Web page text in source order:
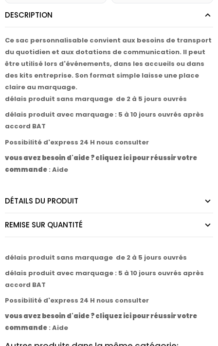
DESCRIPTION
Ce sac personnalisable convient aux besoins de transport
du quotidien et aux dotations de communication. Il peut
être utilisé lors d'événements, dans les accueils ou dans
des kits entreprise. Son format simple laisse une place
claire au marquage.
délais produit sans marquage de 2 à 5 jours ouvrés
délais produit avec marquage : 5 à 10 jours ouvrés après
accord BAT
Possibilité d'express 24 H nous consulter
vous avez besoin d'aide ? cliquez ici pour réussir votre
commande : Aide
DÉTAILS DU PRODUIT
REMISE SUR QUANTITÉ
délais produit sans marquage de 2 à 5 jours ouvrés
délais produit avec marquage : 5 à 10 jours ouvrés après
accord BAT
Possibilité d'express 24 H nous consulter
vous avez besoin d'aide ? cliquez ici pour réussir votre
commande : Aide